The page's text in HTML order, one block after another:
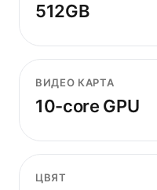
512GB
ВИДЕО КАРТА
10-core GPU
ЦВЯТ